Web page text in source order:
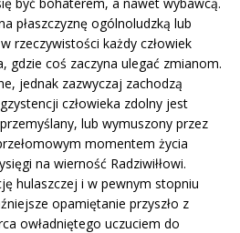
płaszczyznę ogólnoludzką lub
rzeczywistości każdy człowiek
gdzie coś zaczyna ulegać zmianom.
jednak zazwyczaj zachodzą
człowieka zdolny jest
lub wymuszony przez
momentem życia
na wierność Radziwiłłowi.
hulaszczej i w pewnym stopniu
opamiętanie przyszło z
owładniętego uczuciem do